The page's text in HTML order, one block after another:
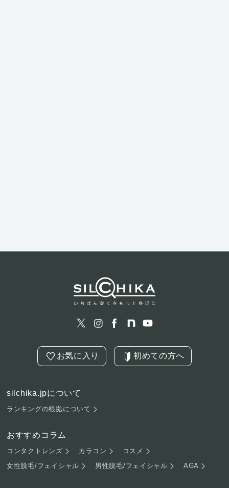
お気に入り 初めての方へ
silchika.jpについて
ランキングの根拠について
おすすめコラム
コンタクトレンズ カラコン
コスメ
女性脱毛/フェイシャル
男性脱毛/フェイシャル AGA